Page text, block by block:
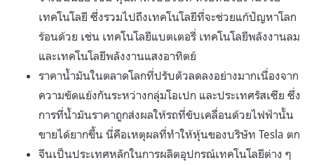
เทคโนโลยี ซึ่งรวมไปถึงเทคโนโลยีที่จะช่วยแก้ปัญหาโลก
ร้อนด้วย เช่น เทคโนโลยีแบตเตอรี่ เทคโนโลยีพลังงานลม
และเทคโนโลยีพลังงานแสงอาทิตย์
ราคาน้ำมันในตลาดโลกที่ปรับตัวลดลงอย่างมากเนื่องจาก
ความขัดแย้งกันระหว่างกลุ่มโอเปก และประเทศรัสเซีย ซึ่ง
การที่น้ำมันราคาถูกส่งผลให้รถที่ขับเคลื่อนด้วยไฟฟ้านั้น
ขายได้ยากขึ้น นี่คือเหตุผลที่ทำให้หุ้นของบริษัท Tesla ตก
จีนเป็นประเทศหลักในการผลิตอุปกรณ์เทคโนโลยีต่าง ๆ